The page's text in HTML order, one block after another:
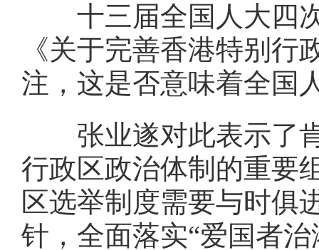
十三届全国人大四次
《关于完善香港特别
注，这是否意味着全国
张业遂对此表示了肯
行政区政治体制的重要
区选举制度需要与时俱
针，全面落实“爱国者